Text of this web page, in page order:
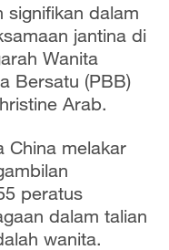
signifikan dalam
jantina di
Wanita
Bersatu (PBB)
Arab.
China melakar
peratus
dalam talian
wanita.